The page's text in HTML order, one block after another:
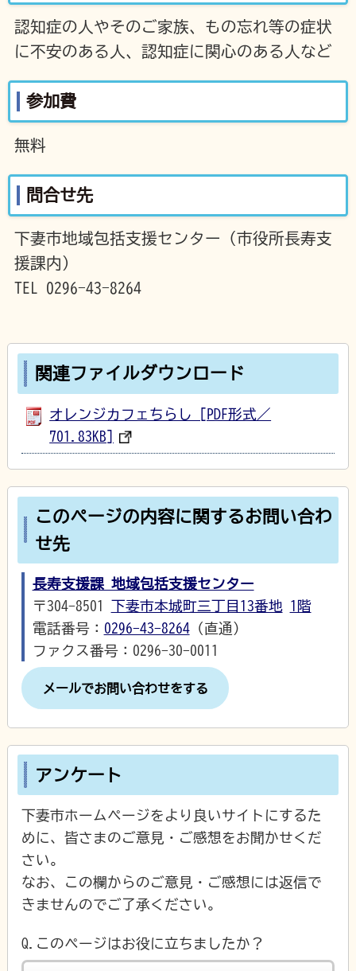
認知症の人やそのご家族、もの忘れ等の症状
に不安のある人、認知症に関心のある人など
参加費
無料
問合せ先
下妻市地域包括支援センター（市役所長寿支
援課内）
TEL 0296-43-8264
関連ファイルダウンロード
オレンジカフェちらし [PDF形式／
701.83KB]
このページの内容に関するお問い合わ
せ先
長寿支援課 地域包括支援センター
〒304-8501
下妻市本城町三丁目13番地 1階
電話番号： 0296-43-8264（直通）
ファクス番号：0296-30-0011
メールでお問い合わせをする
アンケート
下妻市ホームページをより良いサイトにするた
めに、皆さまのご意見・ご感想をお聞かせくだ
さい。
なお、この欄からのご意見・ご感想には返信で
きませんのでご了承ください。
Q.このページはお役に立ちましたか？